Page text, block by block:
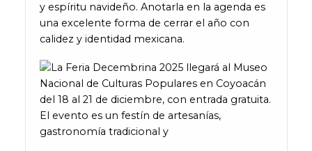
y espíritu navideño. Anotarla en la agenda es
una excelente forma de cerrar el año con
calidez y identidad mexicana.